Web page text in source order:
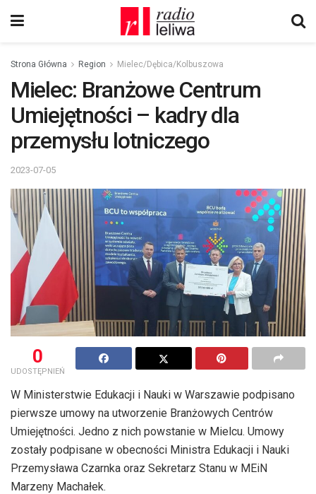
Strona Główna Region Mielec/Dębica/Kolbuszowa
Mielec: Branżowe Centrum
Umiejętności – kadry dla
przemysłu lotniczego
2023-07-05
0
UDOSTĘPNIEŃ
W Ministerstwie Edukacji i Nauki w Warszawie podpisano
pierwsze umowy na utworzenie Branżowych Centrów
Umiejętności. Jedno z nich powstanie w Mielcu. Umowy
zostały podpisane w obecności Ministra Edukacji i Nauki
Przemysława Czarnka oraz Sekretarz Stanu w MEiN
Marzeny Machałek.